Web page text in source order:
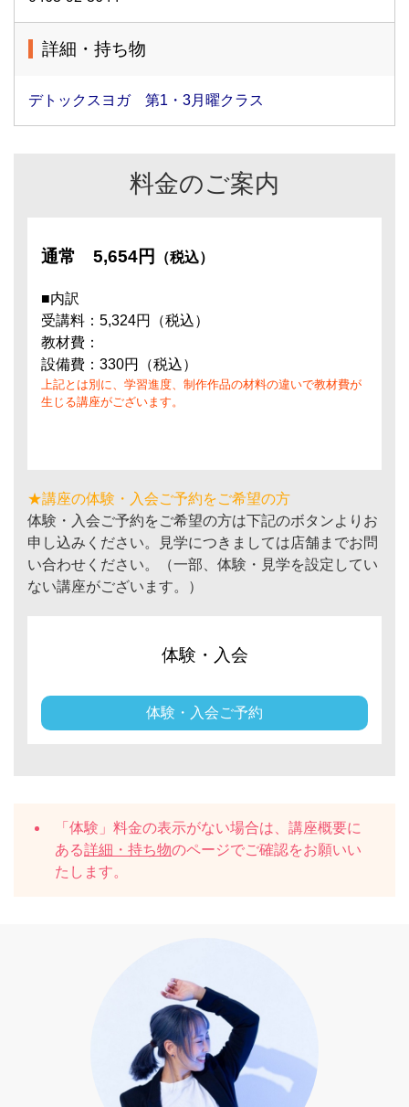
詳細・持ち物
デトックスヨガ 第1・3月曜クラス
料金のご案内
通常 5,654円 （税込）
■内訳
受講料：5,324円（税込）
教材費：
設備費：330円（税込）
上記とは別に、学習進度、制作作品の材料の違いで教材費が
生じる講座がございます。
★講座の体験・入会ご予約をご希望の方
体験・入会ご予約をご希望の方は下記のボタンよりお
申し込みください。見学につきましては店舗までお問
い合わせください。（一部、体験・見学を設定してい
ない講座がございます。）
体験・入会
体験・入会ご予約
「体験」料金の表示がない場合は、講座概要に
ある詳細・持ち物のページでご確認をお願いい
たします。